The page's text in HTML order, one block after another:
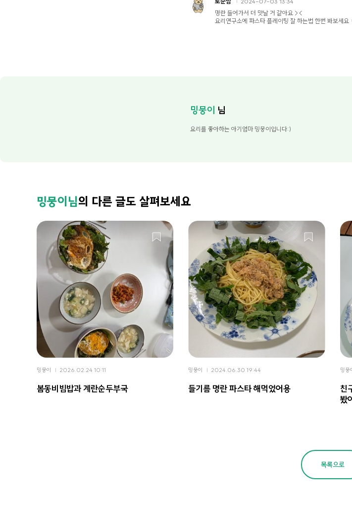
명란 들어가서 더 맛날 거 같아요 ><
요리연구소에 파스타 플레이팅 잘 하는법 한번 봐보세요
밍뭉이 님
요리를 좋아하는 아기엄마 밍뭉이입니다:)
밍뭉이님의 다른 글도 살펴보세요
밍뭉이 2026.02.24 10:11
봄동비빔밥과 계란순두부국
밍뭉이 2024.06.30 19:44
들기름 명란 파스타 해먹었어용
밍뭉이
친
봤
목록으로